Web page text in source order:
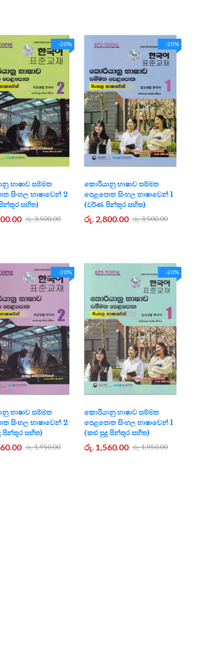
-20%
භාෂාව සම්මත
සිංහල භාෂාවෙන් 2
සහිත)
රු. 3,500.00
-20%
කොරියානු භාෂාව සම්මත
පෙළපොත සිංහල භාෂාවෙන් 1
(වර්ණ පින්තූර සහිත)
රු. 2,800.00 රු. 3,500.00
-20%
භාෂාව සම්මත
සිංහල භාෂාවෙන් 2
පින්තූර සහිත)
රු. 1,950.00
-20%
කොරියානු භාෂාව සම්මත
පෙළපොත සිංහල භාෂාවෙන් 1
(කළු සුදු පින්තූර සහිත)
රු. 1,560.00 රු. 1,950.00